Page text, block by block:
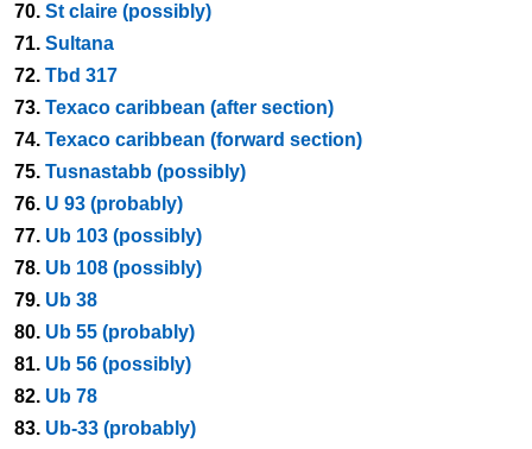
70. St claire (possibly)
71. Sultana
72. Tbd 317
73. Texaco caribbean (after section)
74. Texaco caribbean (forward section)
75. Tusnastabb (possibly)
76. U 93 (probably)
77. Ub 103 (possibly)
78. Ub 108 (possibly)
79. Ub 38
80. Ub 55 (probably)
81. Ub 56 (possibly)
82. Ub 78
83. Ub-33 (probably)